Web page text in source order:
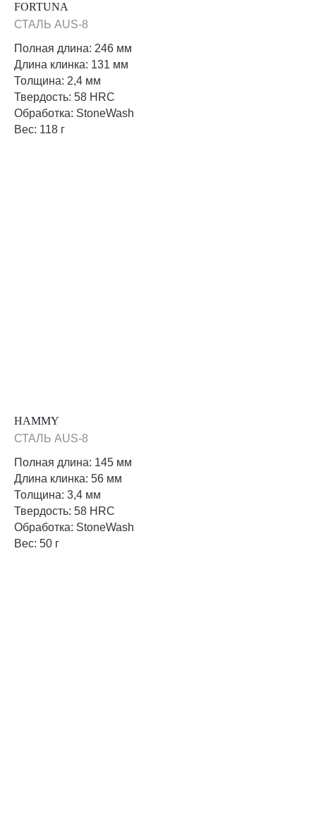
FORTUNA
СТАЛЬ AUS-8
Полная длина: 246 мм
Длина клинка: 131 мм
Толщина: 2,4 мм
Твердость: 58 HRC
Обработка: StoneWash
Вес: 118 г
HAMMY
СТАЛЬ AUS-8
Полная длина: 145 мм
Длина клинка: 56 мм
Толщина: 3,4 мм
Твердость: 58 HRC
Обработка: StoneWash
Вес: 50 г